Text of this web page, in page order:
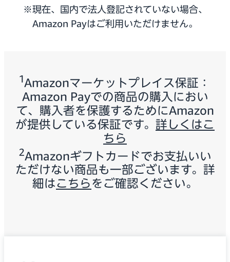
※現在、国内で法人登記されていない場合、
Amazon Payはご利用いただけません。
1Amazonマーケットプレイス保証：
Amazon Payでの商品の購入におい
て、購入者を保護するためにAmazon
が提供している保証です。 詳しくはこ
ちら
2Amazonギフトカードでお支払いい
ただけない商品も一部ございます。詳
細はこちら をご確認ください。